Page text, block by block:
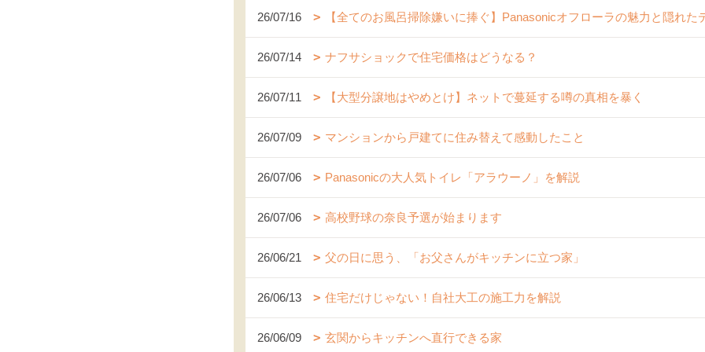
26/07/16 【全てのお風呂掃除嫌いに捧ぐ】Panasonicオフローラの魅力と隠れた
26/07/14 ナフサショックで住宅価格はどうなる？
26/07/11 【大型分譲地はやめとけ】ネットで蔓延する噂の真相を暴く
26/07/09 マンションから戸建てに住み替えて感動したこと
26/07/06 Panasonicの大人気トイレ「アラウーノ」を解説
26/07/06 高校野球の奈良予選が始まります
26/06/21 父の日に思う、「お父さんがキッチンに立つ家」
26/06/13 住宅だけじゃない！自社大工の施工力を解説
26/06/09 玄関からキッチンへ直行できる家